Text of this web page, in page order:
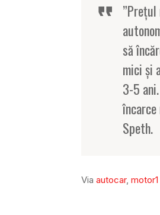
să
mici și
3-5
încarce
Speth.
Via autocar, motor1